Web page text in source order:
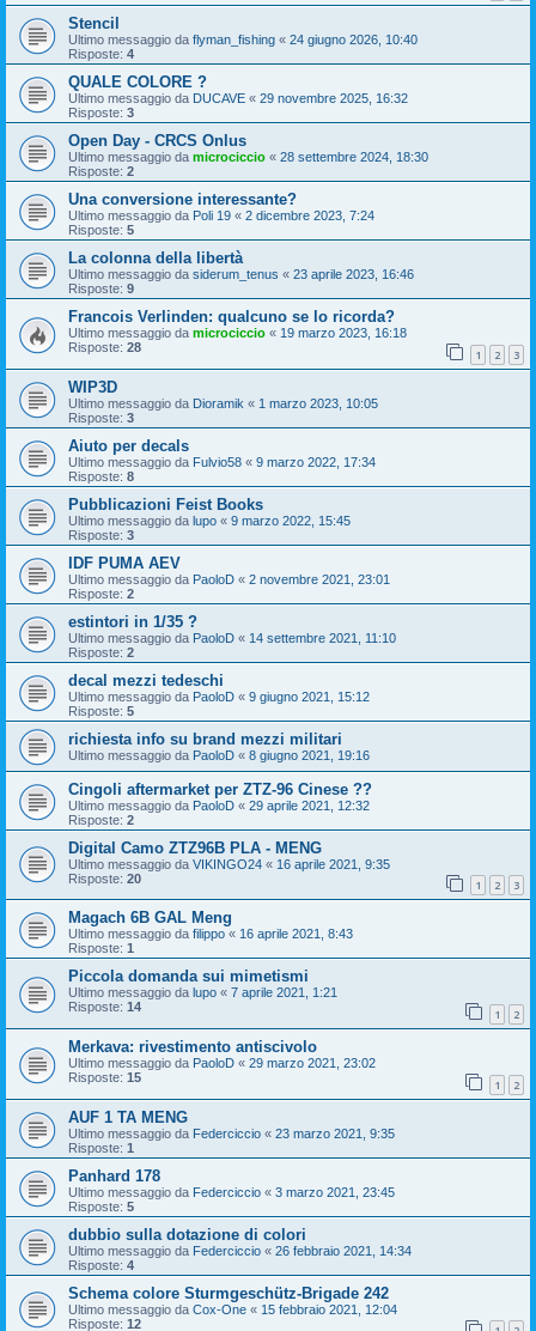
Stencil
Ultimo messaggio da flyman_fishing « 24 giugno 2026, 10:40
Risposte: 4
QUALE COLORE ?
Ultimo messaggio da DUCAVE « 29 novembre 2025, 16:32
Risposte: 3
Open Day - CRCS Onlus
Ultimo messaggio da microciccio « 28 settembre 2024, 18:30
Risposte: 2
Una conversione interessante?
Ultimo messaggio da Poli 19 « 2 dicembre 2023, 7:24
Risposte: 5
La colonna della libertà
Ultimo messaggio da siderum_tenus « 23 aprile 2023, 16:46
Risposte: 9
Francois Verlinden: qualcuno se lo ricorda?
Ultimo messaggio da microciccio « 19 marzo 2023, 16:18
Risposte: 28 1 2 3
WIP3D
Ultimo messaggio da Dioramik « 1 marzo 2023, 10:05
Risposte: 3
Aiuto per decals
Ultimo messaggio da Fulvio58 « 9 marzo 2022, 17:34
Risposte: 8
Pubblicazioni Feist Books
Ultimo messaggio da lupo « 9 marzo 2022, 15:45
Risposte: 3
IDF PUMA AEV
Ultimo messaggio da PaoloD « 2 novembre 2021, 23:01
Risposte: 2
estintori in 1/35 ?
Ultimo messaggio da PaoloD « 14 settembre 2021, 11:10
Risposte: 2
decal mezzi tedeschi
Ultimo messaggio da PaoloD « 9 giugno 2021, 15:12
Risposte: 5
richiesta info su brand mezzi militari
Ultimo messaggio da PaoloD « 8 giugno 2021, 19:16
Cingoli aftermarket per ZTZ-96 Cinese ??
Ultimo messaggio da PaoloD « 29 aprile 2021, 12:32
Risposte: 2
Digital Camo ZTZ96B PLA - MENG
Ultimo messaggio da VIKINGO24 « 16 aprile 2021, 9:35
Risposte: 20 1 2 3
Magach 6B GAL Meng
Ultimo messaggio da filippo « 16 aprile 2021, 8:43
Risposte: 1
Piccola domanda sui mimetismi
Ultimo messaggio da lupo « 7 aprile 2021, 1:21
Risposte: 14 1 2
Merkava: rivestimento antiscivolo
Ultimo messaggio da PaoloD « 29 marzo 2021, 23:02
Risposte: 15 1 2
AUF 1 TA MENG
Ultimo messaggio da Federciccio « 23 marzo 2021, 9:35
Risposte: 1
Panhard 178
Ultimo messaggio da Federciccio « 3 marzo 2021, 23:45
Risposte: 5
dubbio sulla dotazione di colori
Ultimo messaggio da Federciccio « 26 febbraio 2021, 14:34
Risposte: 4
Schema colore Sturmgeschütz-Brigade 242
Ultimo messaggio da Cox-One « 15 febbraio 2021, 12:04
Risposte: 12